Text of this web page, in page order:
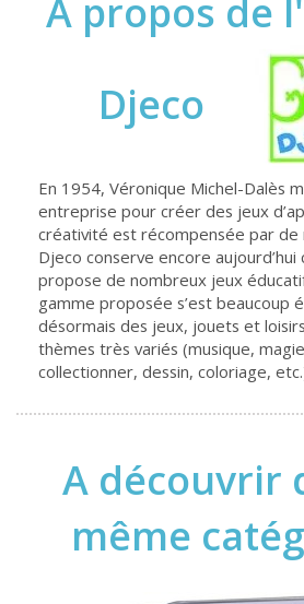
À propos de
Djeco
En 1954, Véronique Michel-Dalès
entreprise pour créer des jeux
créativité est récompensée par de
Djeco conserve encore
propose de nombreux jeux
gamme proposée s’est beaucoup
désormais des jeux, jouets et
thèmes très variés (musique,
collectionner, dessin, coloriage,
A découvrir
même